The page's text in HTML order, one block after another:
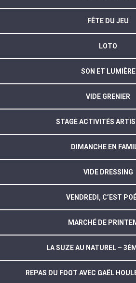
FÊTE DU JEU
LOTO
SON ET LUMIÈRE
VIDE GRENIER
STAGE ACTIVITÉS
DIMANCHE EN
VIDE DRESSING
VENDREDI, C’EST
MARCHÉ DE
LA SUZE AU NATUREL –
REPAS DU FOOT AVEC GAËL